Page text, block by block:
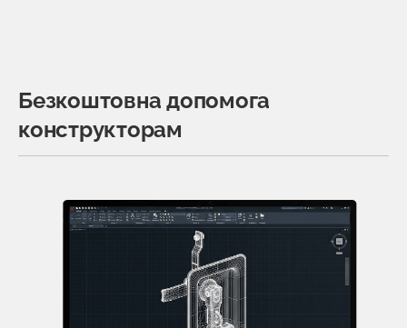
Безкоштовна допомога
конструкторам